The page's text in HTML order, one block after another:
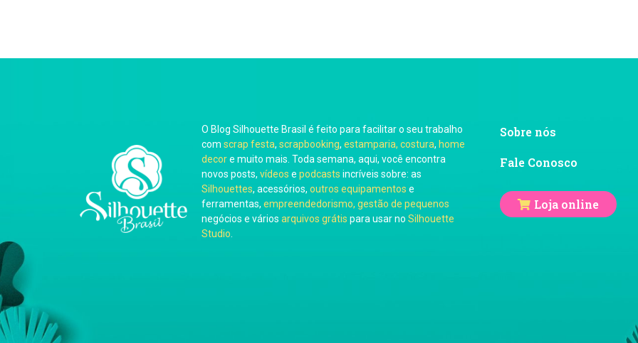
O Blog Silhouette Brasil é feito para facilitar o seu trabalho
com scrap festa, scrapbooking, estamparia, costura, home
decore muito mais. Toda semana, aqui, você encontra
novos posts, vídeos e podcasts incríveis sobre: as
Silhouettes, acessórios, outros equipamentos e
ferramentas, empreendedorismo, gestão de pequenos
negócios e vários arquivos grátis para usar no Silhouette
Studio
Sobre nós
Fale Conosco
Loja online